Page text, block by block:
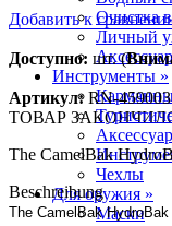
Очистка
Личный
Инструменты »
Чехлы
Для оружия »
Маски
Добавить к
Доступно: шт. (
Артикул: RN-
ТОВАР
The CamelBak
Beschreibung
The CamelBak